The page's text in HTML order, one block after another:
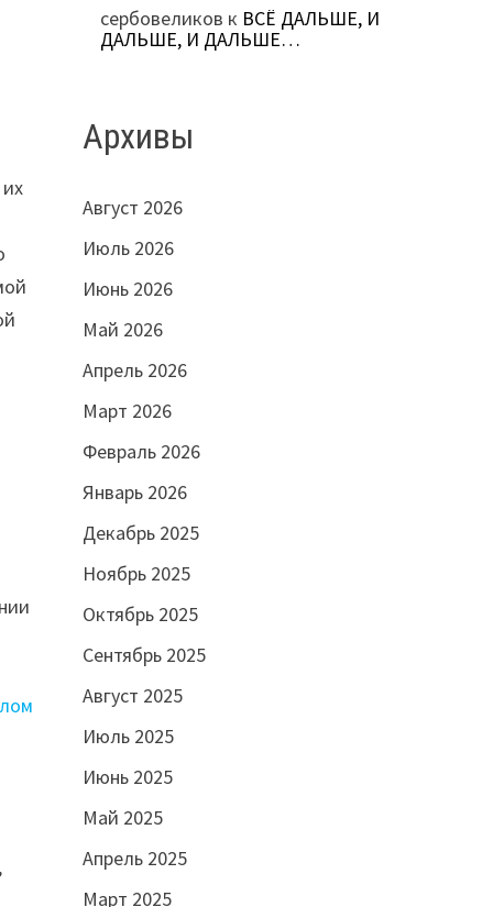
сербовеликов к ВСЁ ДАЛЬШЕ, И
ДАЛЬШЕ, И ДАЛЬШЕ…
Архивы
Август 2026
Июль 2026
Июнь 2026
Май 2026
Апрель 2026
Март 2026
Февраль 2026
Январь 2026
Декабрь 2025
Ноябрь 2025
Октябрь 2025
Сентябрь 2025
Август 2025
Июль 2025
Июнь 2025
Май 2025
Апрель 2025
Март 2025